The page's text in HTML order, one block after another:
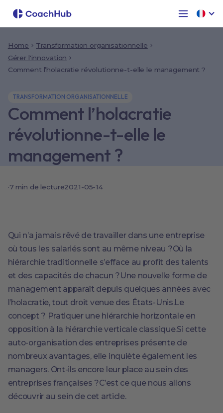
Home
Transformation organisationnelle
Gérer l'innovation
Comment l’holacratie révolutionne-t-elle le management ?
TRANSFORMATION ORGANISATIONNELLE
Comment l’holacratie
révolutionne-t-elle le
management ?
·7 min de lecture2021-05-14
Qui n’a jamais rêvé de travailler dans une entreprise
où tous les salariés sont au même niveau ?Où la
hiérarchie traditionnelle s’efface au profit des talents
et des capacités de chacun ?Une nouvelle forme de
management apparaît depuis quelques années avec
l’holacratie, tout droit venue des États-Unis.Le
concept ? Pratiquer une hiérarchie horizontale en
opposition à la hiérarchie verticale classique.Si cette
auto-organisation des entreprises présente de
nombreux avantages, elle inquiète également les
managers. Ont-ils encore leur place au sein des
entreprises françaises ?C’est ce que nous allons
découvrir au sein de cet article.